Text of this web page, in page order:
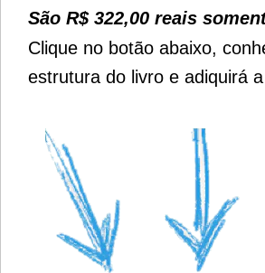
São R$ 322,00 reais
Clique no botão abaixo,
estrutura do livro e adiquirá